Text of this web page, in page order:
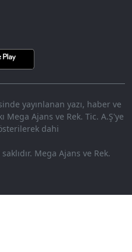
yayınlanan yazı, haber ve
Ajans ve Rek. Tic. A.Ş'ye
dahi
Mega Ajans ve Rek.